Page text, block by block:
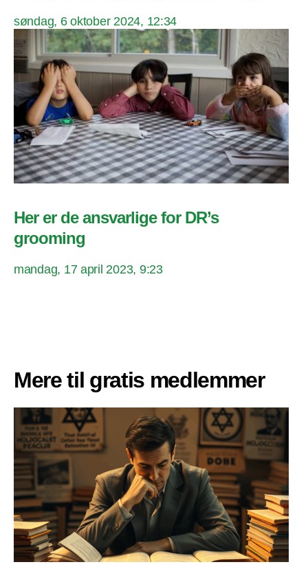
søndag, 6 oktober 2024, 12:34
Her er de ansvarlige for DR’s
grooming
mandag, 17 april 2023, 9:23
Mere til gratis medlemmer